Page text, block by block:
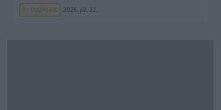
ELEMZÉSEK 2026. júl. 22.